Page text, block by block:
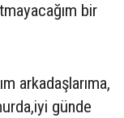
bir
arkadaşlarıma,
günde